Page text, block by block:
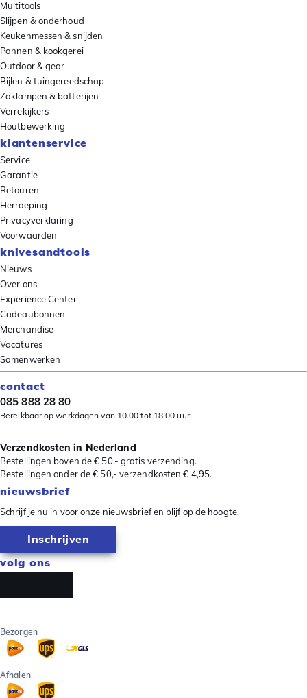
Multitools
Slijpen & onderhoud
Keukenmessen & snijden
Pannen & kookgerei
Outdoor & gear
Bijlen & tuingereedschap
Zaklampen & batterijen
Verrekijkers
Houtbewerking
klantenservice
Service
Garantie
Retouren
Herroeping
Privacyverklaring
Voorwaarden
knivesandtools
Nieuws
Over ons
Experience Center
Cadeaubonnen
Merchandise
Vacatures
Samenwerken
contact
085 888 28 80
Bereikbaar op werkdagen van 10.00 tot 18.00 uur.
Verzendkosten in Nederland
Bestellingen boven de € 50,- gratis verzending.
Bestellingen onder de € 50,- verzendkosten € 4,95.
nieuwsbrief
Schrijf je nu in voor onze nieuwsbrief en blijf op de hoogte.
Inschrijven
volg ons
Bezorgen
Afhalen